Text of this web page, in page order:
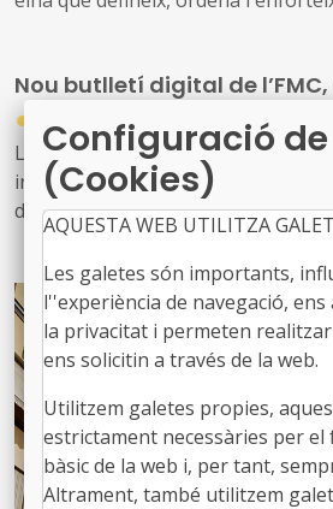
locals
Nou butlletí digital de l’FMC,
●
31/07/2026
Les notícies sobre l'activitat de
informacions d'interès per als
disposicions jurídiques noves i
us arriben amb aquest exemplar,
les notícies recents sobre fons
Configuració
(Cookies)
AQUESTA WEB UTILITZA
Les galetes són importants,
l''experiència de navegació,
la privacitat i permeten
ens solicitin a través de la web.
Utilitzem galetes propies,
estrictament necessàries per
bàsic de la web i, per tant,
Altrament, també utilitzem